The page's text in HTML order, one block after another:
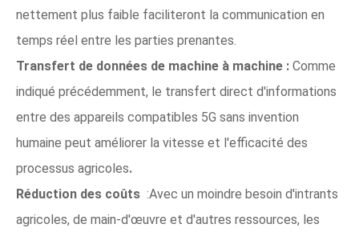
nettement plus faible faciliteront la communication en
temps réel entre les parties prenantes.
Transfert de données de machine à machine : Comme
indiqué précédemment, le transfert direct d'informations
entre des appareils compatibles 5G sans invention
humaine peut améliorer la vitesse et l'efficacité des
processus agricoles.
Réduction des coûts :Avec un moindre besoin d'intrants
agricoles, de main-d'œuvre et d'autres ressources, les